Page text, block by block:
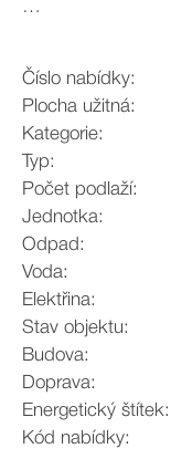
dokončení dle
dvě plně
velkoformátová
elektrické
bojler 150 l
pokojová
klimatizace (Gree)
kamerový systém
elektrická
kvalitní plastová
vinylové podlahy
interiérové dveře
bílé výmalby a
Exteriér:
Číslo nabídky:
Plocha užitná:
Kategorie:
Typ:
Počet podlaží:
Jednotka:
Odpad:
Voda:
Elektřina:
Stav objektu:
Budova:
Doprava:
Energetický štítek:
Kód nabídky: